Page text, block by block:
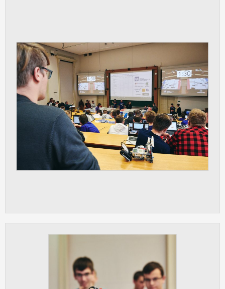
Slouží pro získávání anonymizovaných
statistických údajů, které nám pomáhají
vylepšovat naše aplikace. Zpravidla jde o
cookies systémů třetích stran, které k
těmto účelům využíváme.
MARKETINGOVÉ
Využívané za účelem zobrazení
správných nabídek a cílení obsahu podle
Vašich preferencí. Zpravidla jde o
cookies systémů třetích stran, které nám
Cookies, které aplikace nedokáže zařadit.
zůstala prázdná a všechny cookies byly
přiřazeny do některé z kategorií
uvedených výše.